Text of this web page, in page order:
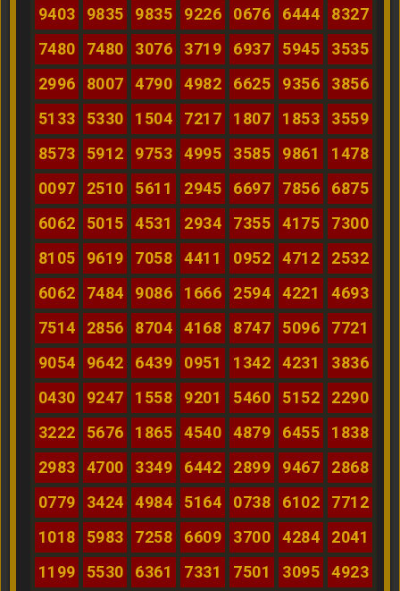
9403
9835 9835 9226 0676 6444
8327
7480
7480 3076 3719 6937 5945
3535
2996
8007 4790 4982 6625 9356
3856
5133
5330 1504 7217 1807 1853
3559
8573
5912 9753 4995 3585 9861
1478
0097
2510 5611 2945 6697 7856
6875
6062
5015 4531 2934 7355 4175
7300
8105
9619 7058 4411 0952 4712
2532
6062
7484 9086 1666 2594 4221
4693
7514
2856 8704 4168 8747 5096
7721
9054
9642 6439 0951 1342 4231
3836
0430
9247 1558 9201 5460 5152
2290
3222
5676 1865 4540 4879 6455
1838
2983
4700 3349 6442 2899 9467
2868
0779
3424 4984 5164 0738 6102
7712
1018
5983 7258 6609 3700 4284
2041
1199
5530 6361 7331 7501 3095 4923